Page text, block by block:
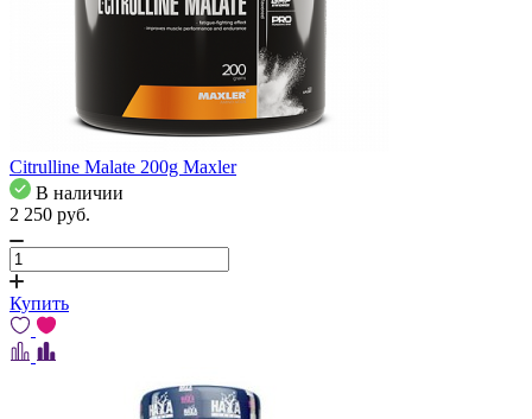
Citrulline Malate 200g Maxler
В наличии
2 250 pуб.
Купить